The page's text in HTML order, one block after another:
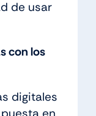
de usar
con los
digitales